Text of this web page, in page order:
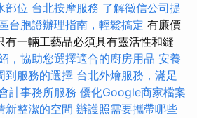
部位 台北按摩服務 了解徵信公司提
台胞證辦理指南，輕鬆搞定 有廉價
有一輛工藝品必須具有靈活性和縫
，協助您選擇適合的廚房用品 安養
到服務的選擇 台北外燴服務，滿足
計事務所服務 優化Google商家檔案
新整潔的空間 辦護照需要攜帶哪些